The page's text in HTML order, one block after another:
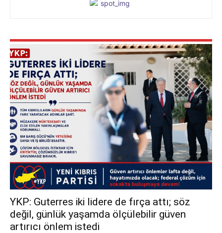
YKP: Guterres iki lidere de fırça attı; söz
değil, günlük yaşamda ölçülebilir güven
artırıcı önlem istedi